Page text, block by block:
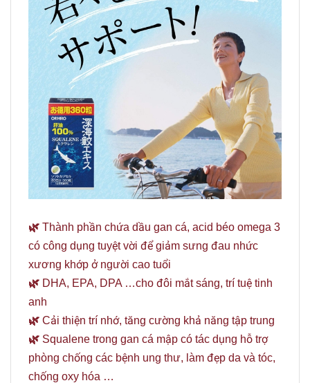
🌿 Thành phần chứa dầu gan cá, acid béo omega 3
có công dụng tuyệt vời để giảm sưng đau nhức
xương khớp ở người cao tuổi
🌿 DHA, EPA, DPA …cho đôi mắt sáng, trí tuệ tinh
anh
🌿 Cải thiện trí nhớ, tăng cường khả năng tập trung
🌿 Squalene trong gan cá mập có tác dụng hỗ trợ
phòng chống các bệnh ung thư, làm đẹp da và tóc,
chống oxy hóa …